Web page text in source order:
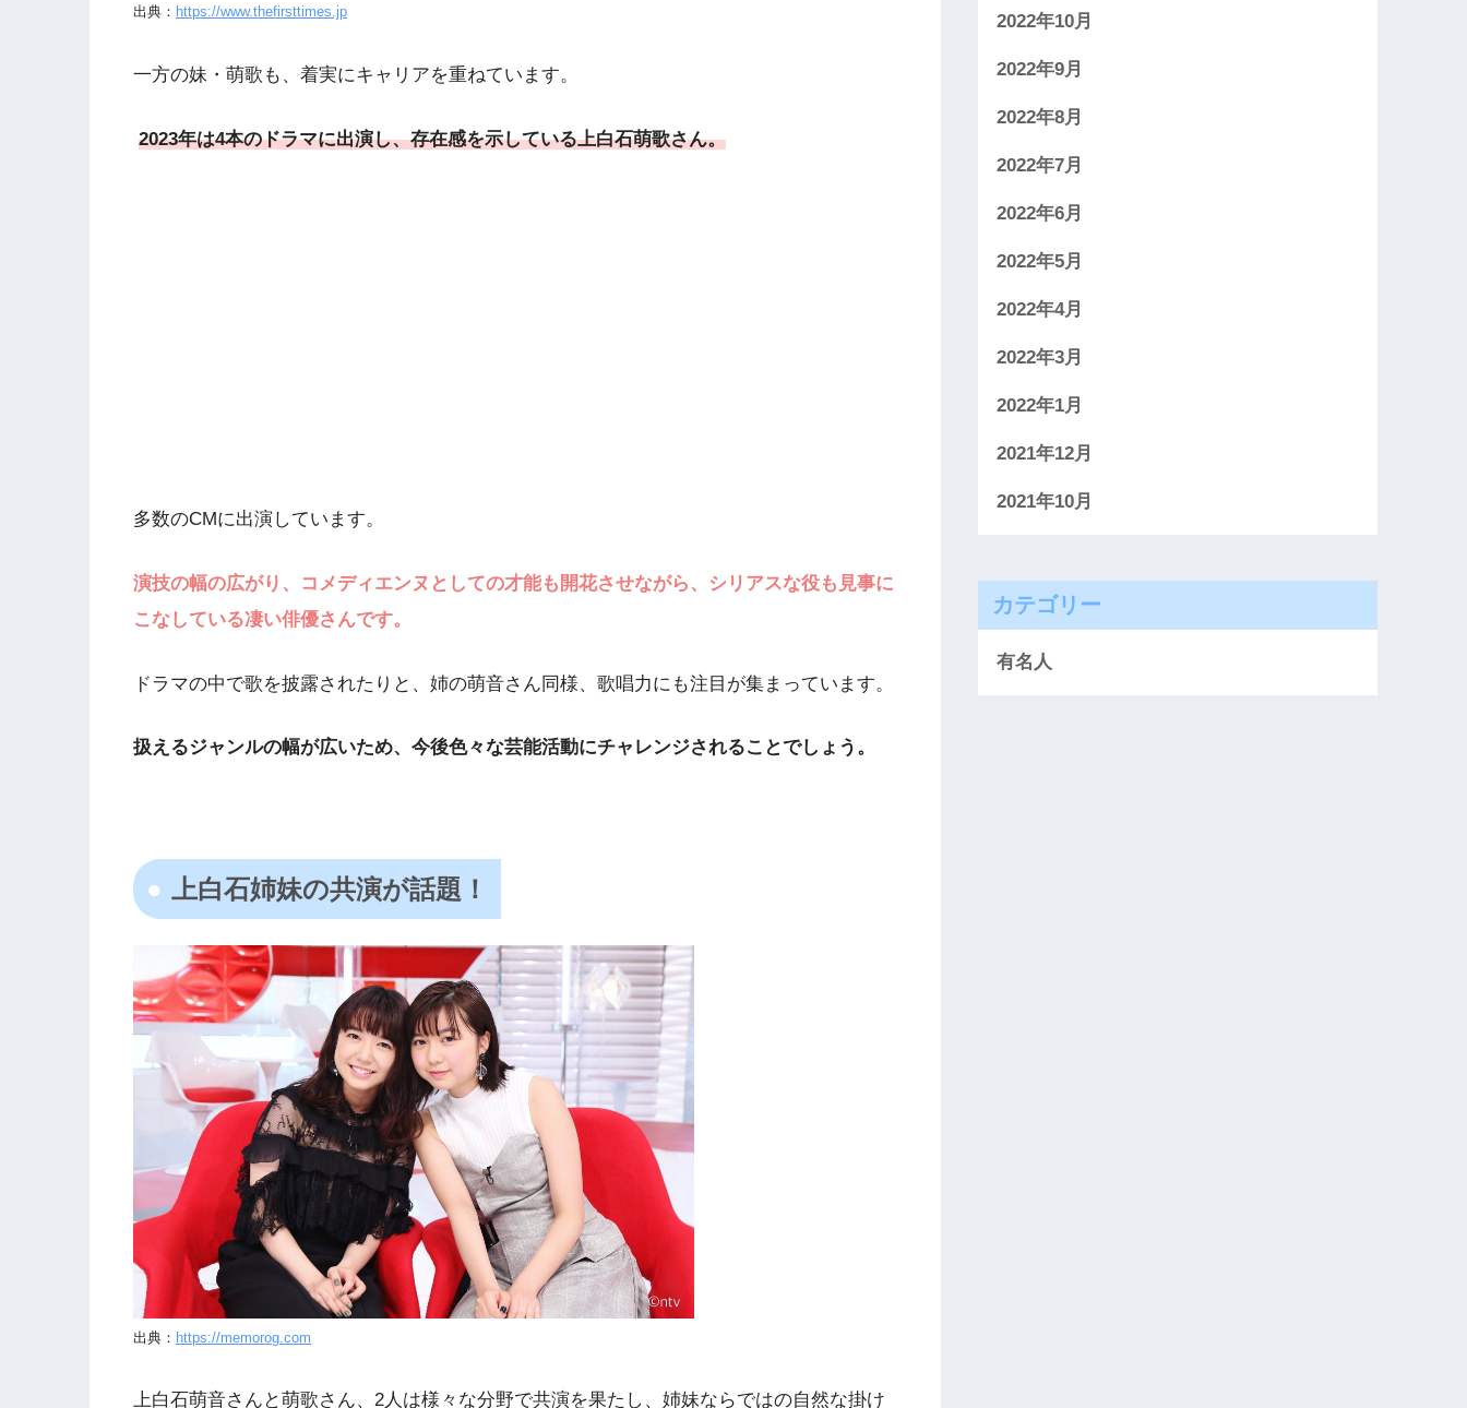
出典： https://www.thefirsttimes.jp
一方の妹・萌歌も、着実にキャリアを重ねています。
2023年は4本のドラマに出演し、存在感を示している上白石萌歌さん。
多数のCMに出演しています。
演技の幅の広がり、コメディエンヌとしての才能も開花させながら、シリアスな役も見事に
こなしている凄い俳優さんです。
ドラマの中で歌を披露されたりと、姉の萌音さん同様、歌唱力にも注目が集まっています。
扱えるジャンルの幅が広いため、今後色々な芸能活動にチャレンジされることでしょう。
上白石姉妹の共演が話題！
出典： https://memorog.com
上白石萌音さんと萌歌さん、2人は様々な分野で共演を果たし、姉妹ならではの自然な掛け
2022年10月
2022年9月
2022年8月
2022年7月
2022年6月
2022年5月
2022年4月
2022年3月
2022年1月
2021年12月
2021年10月
カテゴリー
有名人